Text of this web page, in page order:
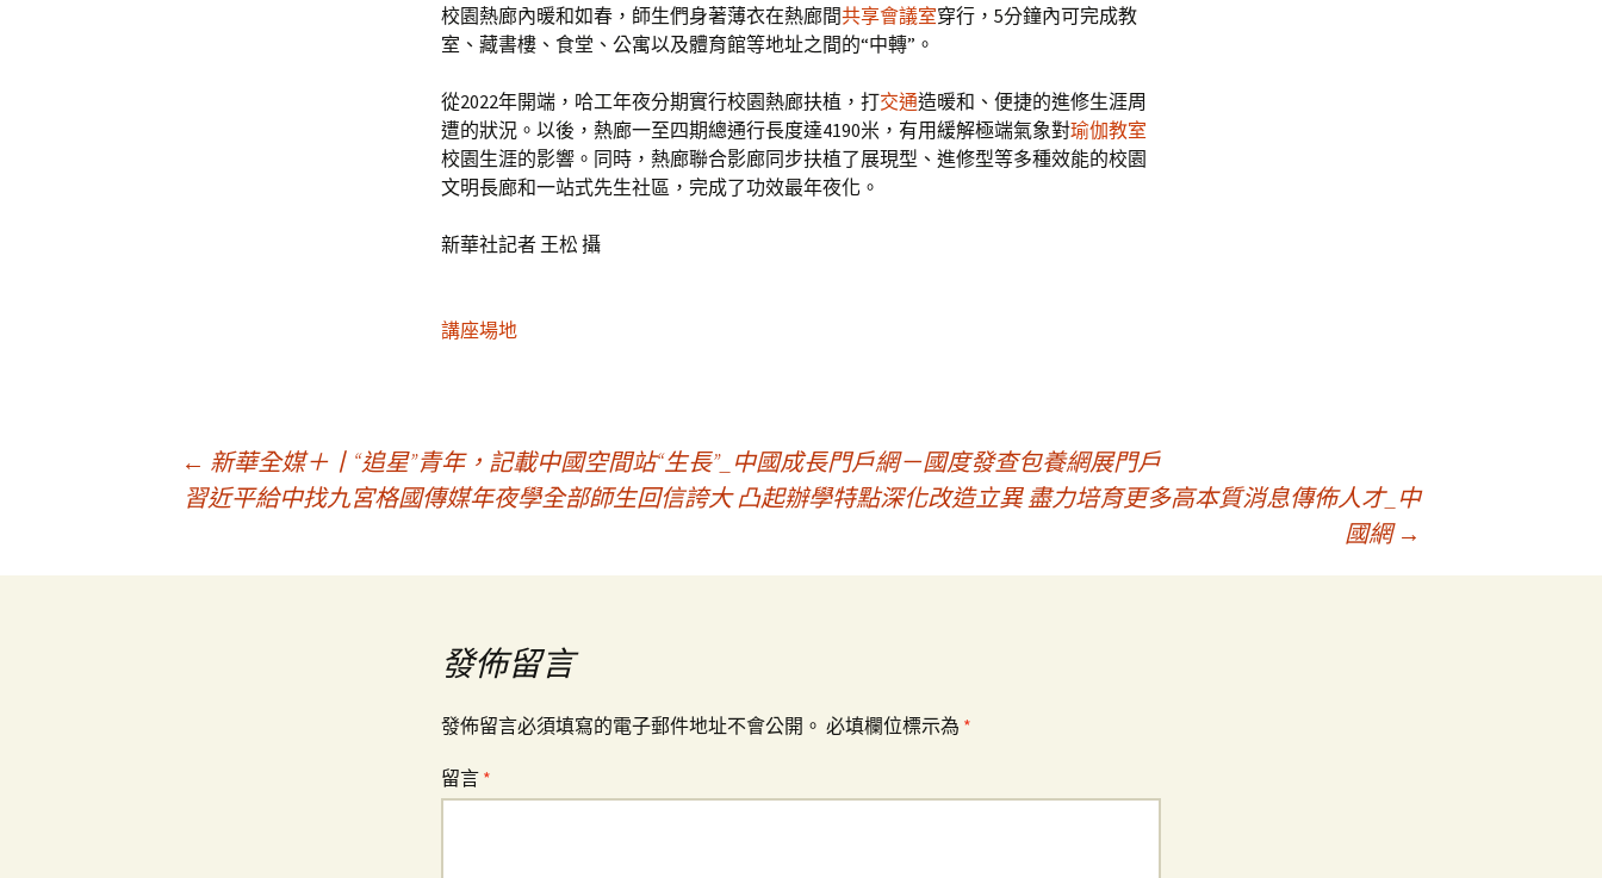
校園熱廊內暖和如春，師生們身著薄衣在熱廊間共享會議室穿行，5分鐘內可完成教
室、藏書樓、食堂、公寓以及體育館等地址之間的“中轉”。
從2022年開端，哈工年夜分期實行校園熱廊扶植，打交通造暖和、便捷的進修生涯周
遭的狀況。以後，熱廊一至四期總通行長度達4190米，有用緩解極端氣象對瑜伽教室
校園生涯的影響。同時，熱廊聯合影廊同步扶植了展現型、進修型等多種效能的校園
文明長廊和一站式先生社區，完成了功效最年夜化。
新華社記者 王松 攝
講座場地
← 新華全媒＋丨“追星”青年，記載中國空間站“生長”_中國成長門戶網－國度發查包養網展門戶
習近平給中找九宮格國傳媒年夜學全部師生回信誇大 凸起辦學特點深化改造立異 盡力培育更多高本質消息傳佈人才_中
國網 →
發佈留言
發佈留言必須填寫的電子郵件地址不會公開。 必填欄位標示為 *
留言 *